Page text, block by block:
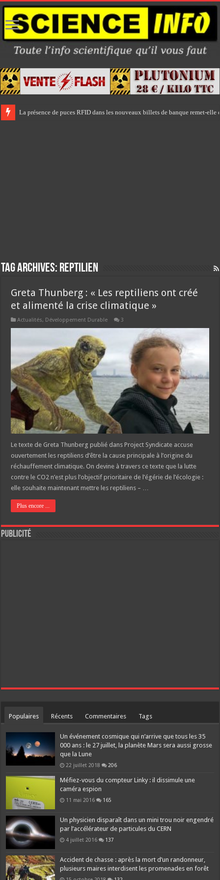
La présence de puces RFID dans les nouveaux billets de banque remet-
Tag Archives: reptilien
Greta Thunberg : « Les reptiliens ont créé
et alimenté la crise climatique »
Actualités, Développement Durable 3
Le texte de Greta Thunberg publié dans Project Syndicate accuse
ouvertement les reptiliens d’être la cause principale à l’origine du
réchauffement climatique. On devine à travers ce texte que la lutte
contre le CO2 n’est plus l’objectif prioritaire de l’égérie de l’écologie :
elle souhaite maintenant mettre les reptiliens – …
Plus encore ...
Publicité
Populaires Récents Commentaires Tags
Un événement cosmique qui n’arrive que tous les 35
000 ans : le 27 juillet, la planète Mars sera aussi grosse
que la Lune
22 juillet 2018 206
Méfiez-vous du compteur Linky : il dissimule une
caméra espion
11 mai 2016 165
Un physicien disparaît dans un mini trou noir engendré
par l’accélérateur de particules du CERN
4 juillet 2016 137
Accident de chasse : après la mort d’un randonneur,
plusieurs maires interdisent les promenades en forêt